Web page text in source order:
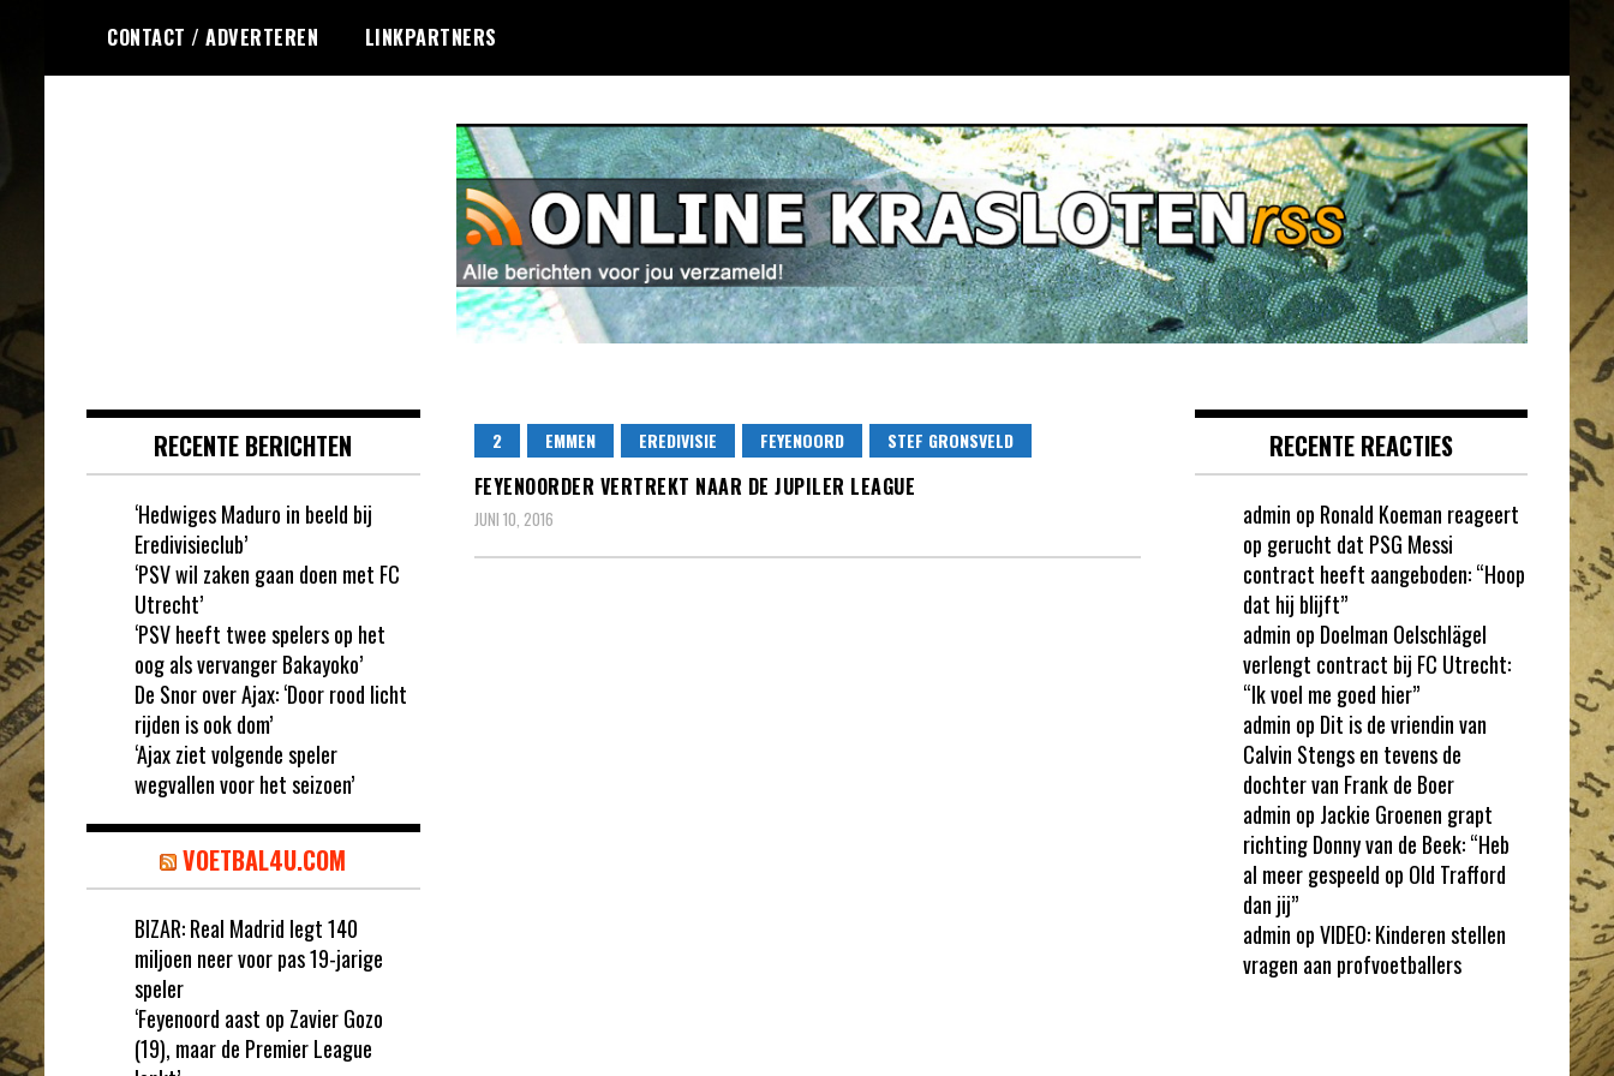
de
CONTACT / ADVERTEREN LINKPARTNERS
2 EMMEN EREDIVISIE FEYENOORD STEF GRONSVELD
FEYENOORDER VERTREKT NAAR DE JUPILER LEAGUE
JUNI 10, 2016
RECENTE BERICHTEN
‘Hedwiges Maduro in beeld bij
Eredivisieclub’
‘PSV wil zaken gaan doen met FC
Utrecht’
‘PSV heeft twee spelers op het
oog als vervanger Bakayoko’
De Snor over Ajax: ‘Door rood licht
rijden is ook dom’
‘Ajax ziet volgende speler
wegvallen voor het seizoen’
VOETBAL4U.COM
BIZAR: Real Madrid legt 140
miljoen neer voor pas 19-jarige
speler
‘Feyenoord aast op Zavier Gozo
(19), maar de Premier League
RECENTE REACTIES
admin op Ronald Koeman reageert
op gerucht dat PSG Messi
contract heeft aangeboden: “Hoop
dat hij blijft”
admin op Doelman Oelschlägel
verlengt contract bij FC Utrecht:
“Ik voel me goed hier”
admin op Dit is de vriendin van
Calvin Stengs en tevens de
dochter van Frank de Boer
admin op Jackie Groenen grapt
richting Donny van de Beek: “Heb
al meer gespeeld op Old Trafford
dan jij”
admin opVIDEO: Kinderen stellen
vragen aan profvoetballers